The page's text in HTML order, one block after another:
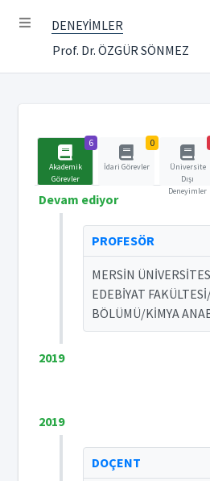
DENEYİMLER
Prof. Dr. ÖZGÜR SÖNMEZ
6
Akademik
Görevler
0
İdari Görevler
Üniversite
Dışı
Deneyimler
Devam ediyor
PROFESÖR
MERSİN
EDEBİYAT
BÖLÜMÜ/KİMYA
2019
2019
DOÇENT